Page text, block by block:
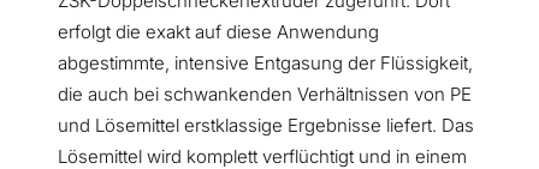
erfolgt die exakt auf diese Anwendung
abgestimmte, intensive Entgasung der Flüssigkeit,
die auch bei schwankenden Verhältnissen von PE
und Lösemittel erstklassige Ergebnisse liefert. Das
Lösemittel wird komplett verflüchtigt und in einem